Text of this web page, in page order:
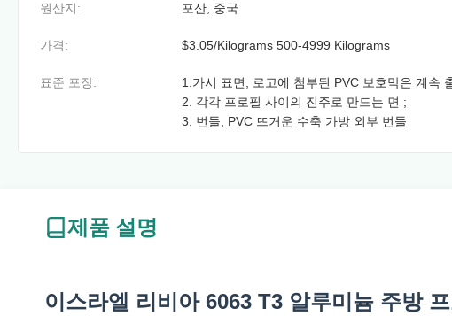
원산지: 포산, 중국
가격: $3.05/Kilograms 500-4999 Kilograms
표준 포장:
1.가시 표면, 로고에 첨부된 PVC 보호막은 계속
2. 각각 프로필 사이의 진주로 만드는 면 ;
3. 번들, PVC 뜨거운 수축 가방 외부 번들
제품 설명
이스라엘 리비아 6063 T3 알루미늄 주방